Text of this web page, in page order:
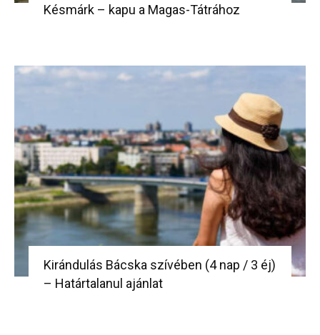
Késmárk – kapu a Magas-Tátrához
Kirándulás Bácska szívében (4 nap / 3 éj)
– Határtalanul ajánlat